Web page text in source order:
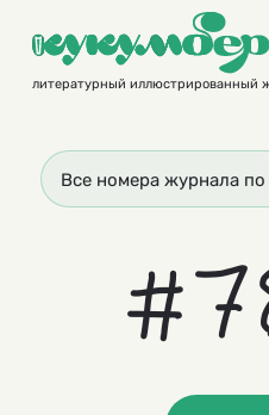
contentлитературный иллюстрированный
Все номера журнала по